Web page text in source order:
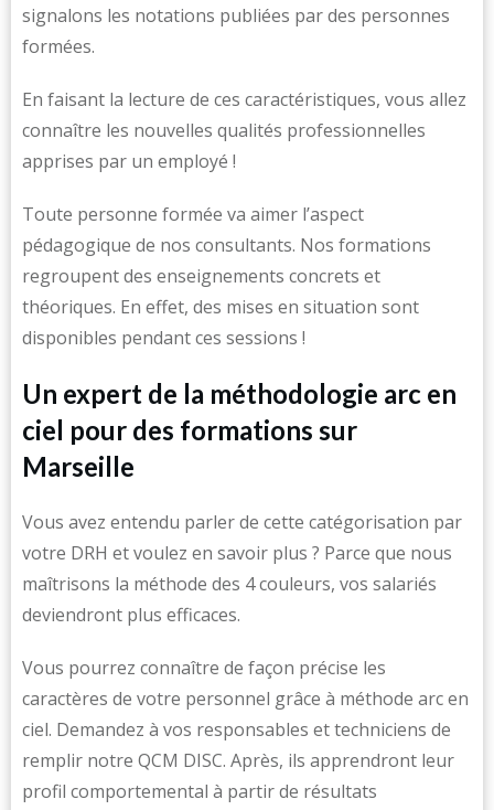
signalons les notations publiées par des personnes
formées.
En faisant la lecture de ces caractéristiques, vous allez
connaître les nouvelles qualités professionnelles
apprises par un employé !
Toute personne formée va aimer l’aspect
pédagogique de nos consultants. Nos formations
regroupent des enseignements concrets et
théoriques. En effet, des mises en situation sont
disponibles pendant ces sessions !
Un expert de la méthodologie arc en
ciel pour des formations sur
Marseille
Vous avez entendu parler de cette catégorisation par
votre DRH et voulez en savoir plus ? Parce que nous
maîtrisons la méthode des 4 couleurs, vos salariés
deviendront plus efficaces.
Vous pourrez connaître de façon précise les
caractères de votre personnel grâce à méthode arc en
ciel. Demandez à vos responsables et techniciens de
remplir notre QCM DISC. Après, ils apprendront leur
profil comportemental à partir de résultats